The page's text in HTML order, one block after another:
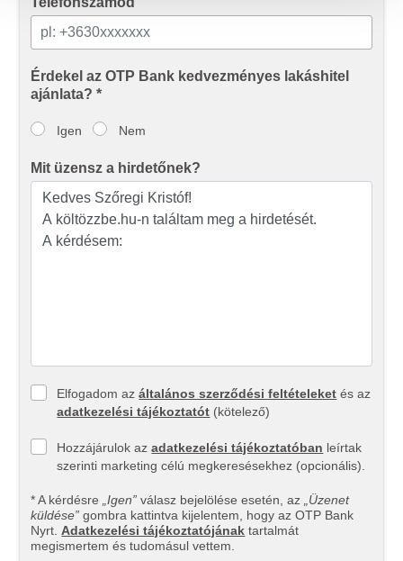
megosztjuk az Ön weboldalhasználatra vonatkozó
adatait, akik kombinálhatják az adatokat más olyan
adatokkal, amelyeket Ön adott meg számukra vagy az
Ön által használt más szolgáltatásokból gyűjtöttek.
Érdekel az OTP Bank kedvezményes lakáshitel
ajánlata? *
Igen Nem
Mit üzensz a hirdetőnek?
Elfogadom azáltalános szerződési feltételeket és az
adatkezelési tájékoztatót (kötelező)
Hozzájárulok azadatkezelési tájékoztatóban leírtak
szerinti marketing célú megkeresésekhez (opcionális).
* A kérdésre „Igen” válasz bejelölése esetén, az
„Üzenet
küldése” gombra kattintva kijelentem, hogy az OTP Bank
Nyrt. Adatkezelési tájékoztatójának tartalmát
megismertem és tudomásul vettem.